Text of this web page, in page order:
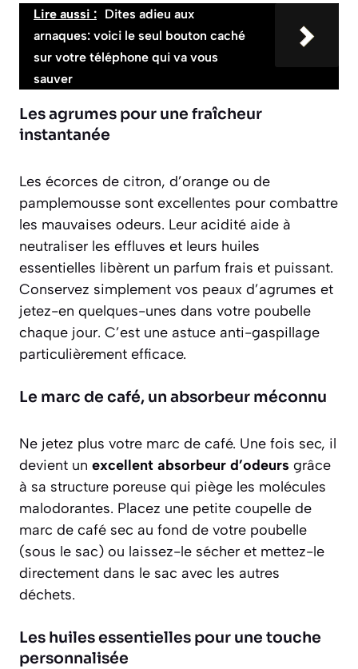
Lire aussi : Dites adieu aux
arnaques: voici le seul bouton caché
sur votre téléphone qui va vous
sauver
Les agrumes pour une fraîcheur
instantanée
Les écorces de citron, d’orange ou de
pamplemousse sont excellentes pour combattre
les mauvaises odeurs. Leur acidité aide à
neutraliser les effluves et leurs huiles
essentielles libèrent un parfum frais et puissant.
Conservez simplement vos peaux d’agrumes et
jetez-en quelques-unes dans votre poubelle
chaque jour. C’est une astuce anti-gaspillage
particulièrement efficace.
Le marc de café, un absorbeur méconnu
Ne jetez plus votre marc de café. Une fois sec, il
devient un excellent absorbeur d’odeurs grâce
à sa structure poreuse qui piège les molécules
malodorantes. Placez une petite coupelle de
marc de café sec au fond de votre poubelle
(sous le sac) ou laissez-le sécher et mettez-le
directement dans le sac avec les autres
déchets.
Les huiles essentielles pour une touche
personnalisée